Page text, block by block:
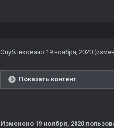
Опубликовано 19 ноября, 2020
Показать контент
Изменено 19 ноября, 2020